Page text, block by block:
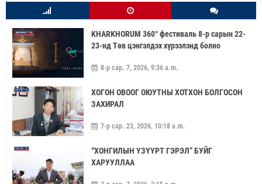
KHARKHORUM 360° фестиваль 8-р сарын 22-
23-нд Төв цэнгэлдэх хүрээлэнд болно
8-р сар. 7, 2026, 9:36 a.m.
ХОГОН ОВООГ ОЮУТНЫ ХОТХОН БОЛГОСОН
ЗАХИРАЛ
7-р сар. 23, 2026, 10:18 a.m.
“ХОНГИЛЫН ҮЗҮҮРТ ГЭРЭЛ” БУЙГ
ХАРУУЛЛАА